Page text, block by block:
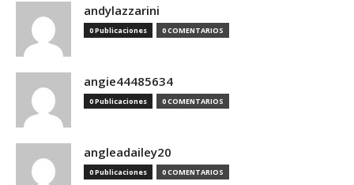
andylazzarini
0 Publicaciones 0 COMENTARIOS
angie44485634
0 Publicaciones 0 COMENTARIOS
angleadailey20
0 Publicaciones 0 COMENTARIOS